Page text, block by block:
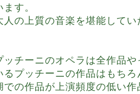
す。
人の上質の音楽を堪能して
ッチーニのオペラは全作品
るプッチーニの作品はもち
での作品が上演頻度の低い